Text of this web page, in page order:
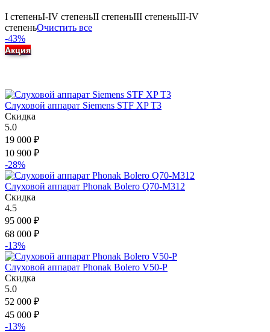
I степеньI-IV степеньII степеньIII степеньIII-IV
степеньОчистить все
-43%
Акция
Слуховой аппарат Siemens STF XP T3
Скидка
5.0
19 000 ₽
10 900 ₽
-28%
Слуховой аппарат Phonak Bolero Q70-M312
Скидка
4.5
95 000 ₽
68 000 ₽
-13%
Слуховой аппарат Phonak Bolero V50-P
Скидка
5.0
52 000 ₽
45 000 ₽
-13%